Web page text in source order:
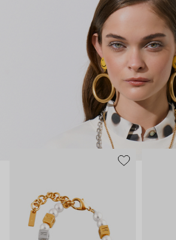
выходы селебрити (помните Кэти Перри
бале Института костюма Met Gala в 2019
коллаборации с самыми неожиданными
«Улицы Сезам» до The Sims. Украшения бренда –
гипертрофированно праздничные,
нарисованные: с кристаллами размером
расплавленными сердцами.